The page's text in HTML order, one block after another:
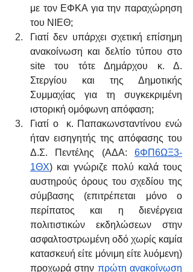
με τον ΕΦΚΑ για την παραχώρηση
του ΝΙΕΘ;
Γιατί δεν υπάρχει σχετική επίσημη
ανακοίνωση και δελτίο τύπου στο
site του τότε Δημάρχου κ. Δ.
Στεργίου και της Δημοτικής
Συμμαχίας για τη συγκεκριμένη
ιστορική ομόφωνη απόφαση;
Γιατί ο  κ. Παπακωνσταντίνου ενώ
ήταν εισηγητής της απόφασης του
Δ.Σ. Πεντέλης (ΑΔΑ: 6ΦΠ6ΩΞ3-
1ΘΧ) και γνώριζε πολύ καλά τους
αυστηρούς όρους του σχεδίου της
σύμβασης (επιτρέπεται μόνο ο
περίπατος και η διενέργεια
πολιτιστικών εκδηλώσεων στην
ασφαλτοστρωμένη οδό χωρίς καμία
κατασκευή είτε μόνιμη είτε λυόμενη)
προχωρά στην πρώτη ανακοίνωση